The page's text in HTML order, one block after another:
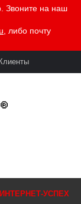
Звоните на наш
, либо почту
Клиенты
ИНТЕРНЕТ-УСПЕХ